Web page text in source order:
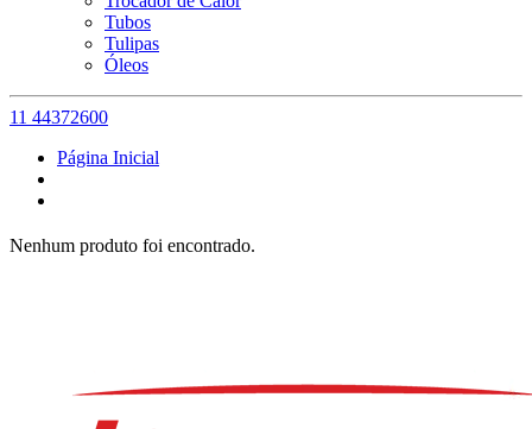
Tubos
Tulipas
Óleos
11 44372600
Página Inicial
Nenhum produto foi encontrado.